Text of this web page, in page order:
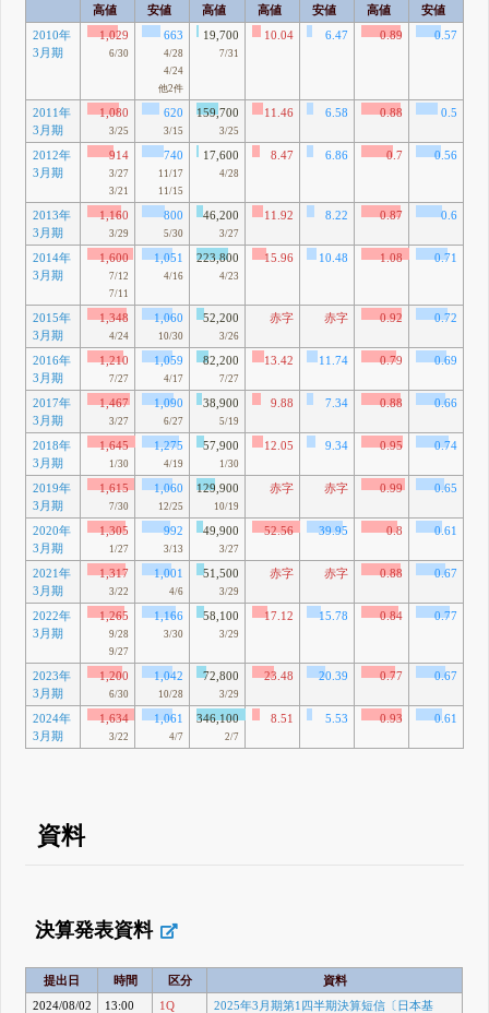
高値 安値 高値 高値 安値 高値 安値
2010年
3月期
1,029
6/30
663
4/28
4/24
他2件
19,700
7/31
10.04 6.47 0.89 0.57
2011年
3月期
1,080
3/25
620
3/15
159,700
3/25
11.46 6.58 0.88 0.5
2012年
3月期
914
3/27
3/21
740
11/17
11/15
17,600
4/28
8.47 6.86 0.7 0.56
2013年
3月期
1,160
3/29
800
5/30
46,200
3/27
11.92 8.22 0.87 0.6
2014年
3月期
1,600
7/12
7/11
1,051
4/16
223,800
4/23
15.96 10.48 1.08 0.71
2015年
3月期
1,348
4/24
1,060
10/30
52,200
3/26
赤字 赤字 0.92 0.72
2016年
3月期
1,210
7/27
1,059
4/17
82,200
7/27
13.42 11.74 0.79 0.69
2017年
3月期
1,467
3/27
1,090
6/27
38,900
5/19
9.88 7.34 0.88 0.66
2018年
3月期
1,645
1/30
1,275
4/19
57,900
1/30
12.05 9.34 0.95 0.74
2019年
3月期
1,615
7/30
1,060
12/25
129,900
10/19
赤字 赤字 0.99 0.65
2020年
3月期
1,305
1/27
992
3/13
49,900
3/27
52.56 39.95 0.8 0.61
2021年
3月期
1,317
3/22
1,001
4/6
51,500
3/29
赤字 赤字 0.88 0.67
2022年
3月期
1,265
9/28
9/27
1,166
3/30
58,100
3/29
17.12 15.78 0.84 0.77
2023年
3月期
1,200
6/30
1,042
10/28
72,800
3/29
23.48 20.39 0.77 0.67
2024年
3月期
1,634
3/22
1,061
4/7
346,100
2/7
8.51 5.53 0.93 0.61
資料
決算発表資料
提出日 時間 区分
資料
2024/08/02
13:00 1Q
2025年3月期第1四半期決算短信〔日本基